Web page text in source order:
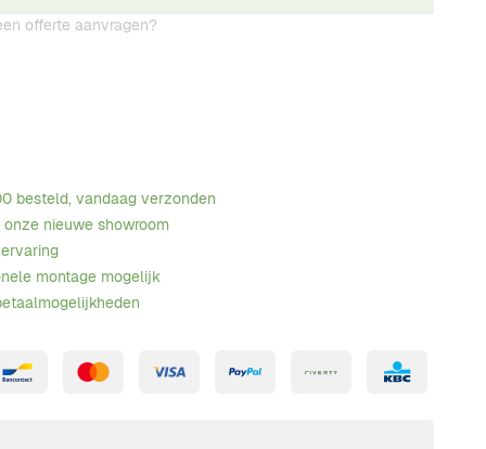
offerte aanvragen?
besteld, vandaag verzonden
onze nieuwe showroom
montage mogelijk